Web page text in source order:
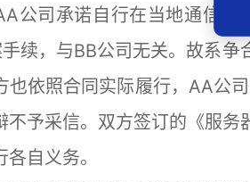
公司承诺自行在当地通信管
续，与BB公司无关。故系争
也依照合同实际履行，AA公
不予采信。双方签订的《服
自义务。